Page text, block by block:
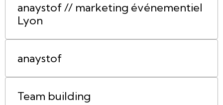
anaystof // marketing événementiel
Lyon
anaystof
Team building